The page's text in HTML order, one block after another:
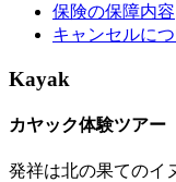
保険の保障内容
キャンセルに
Kayak
カヤック体験ツアー
発祥は北の果てのイ